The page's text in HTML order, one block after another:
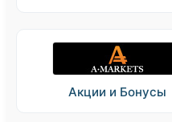
Акции и Бонусы